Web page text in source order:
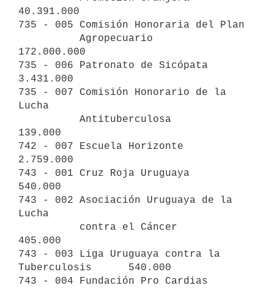
40.391.000
735 - 005 Comisión Honoraria del Plan
172.000.000
735 - 006 Patronato de Sicópata
3.431.000
735 - 007 Comisión Honorario de la
Lucha
139.000
742 - 007 Escuela Horizonte
2.759.000
743 - 001 Cruz Roja Uruguaya
540.000
743 - 002 Asociación Uruguaya de la
Lucha
405.000
743 - 003 Liga Uruguaya contra la
Tuberculosis      540.000
743 - 004 Fundación Pro Cardias